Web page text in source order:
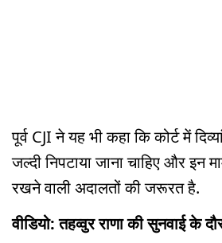
पूर्व CJI ने यह भी कहा कि कोर्ट में
जल्दी निपटाया जाना चाहिए और इन
रखने वाली अदालतों की जरूरत है.
वीडियो: तहव्वुर राणा की सुनवाई के